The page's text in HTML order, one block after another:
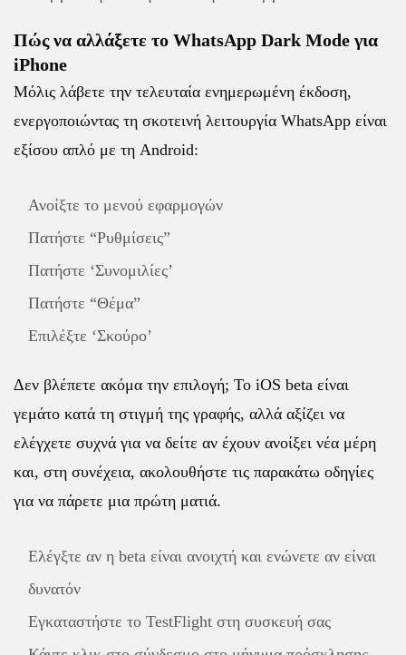
Πώς να αλλάξετε το WhatsApp Dark Mode για
iPhone
Μόλις λάβετε την τελευταία ενημερωμένη έκδοση,
ενεργοποιώντας τη σκοτεινή λειτουργία WhatsApp είναι
εξίσου απλό με τη Android:
Ανοίξτε το μενού εφαρμογών
Πατήστε “Ρυθμίσεις”
Πατήστε ‘Συνομιλίες’
Πατήστε “Θέμα”
Επιλέξτε ‘Σκούρο’
Δεν βλέπετε ακόμα την επιλογή; Το iOS beta είναι
γεμάτο κατά τη στιγμή της γραφής, αλλά αξίζει να
ελέγχετε συχνά για να δείτε αν έχουν ανοίξει νέα μέρη
και, στη συνέχεια, ακολουθήστε τις παρακάτω οδηγίες
για να πάρετε μια πρώτη ματιά.
Ελέγξτε αν η beta είναι ανοιχτή και ενώνετε αν είναι
δυνατόν
Εγκαταστήστε το TestFlight στη συσκευή σας